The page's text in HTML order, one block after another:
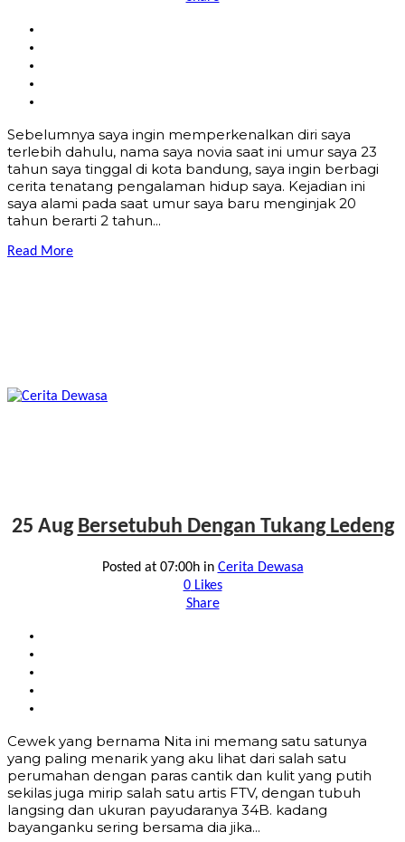
Sebelumnya saya ingin memperkenalkan diri saya
terlebih dahulu, nama saya novia saat ini umur saya 23
tahun saya tinggal di kota bandung, saya ingin berbagi
cerita tenatang pengalaman hidup saya. Kejadian ini
saya alami pada saat umur saya baru menginjak 20
tahun berarti 2 tahun...
Read More
25 Aug Bersetubuh Dengan Tukang Ledeng
Posted at 07:00hin Cerita Dewasa
0Likes
Share
Cewek yang bernama Nita ini memang satu satunya
yang paling menarik yang aku lihat dari salah satu
perumahan dengan paras cantik dan kulit yang putih
sekilas juga mirip salah satu artis FTV, dengan tubuh
langsing dan ukuran payudaranya 34B. kadang
bayanganku sering bersama dia jika...